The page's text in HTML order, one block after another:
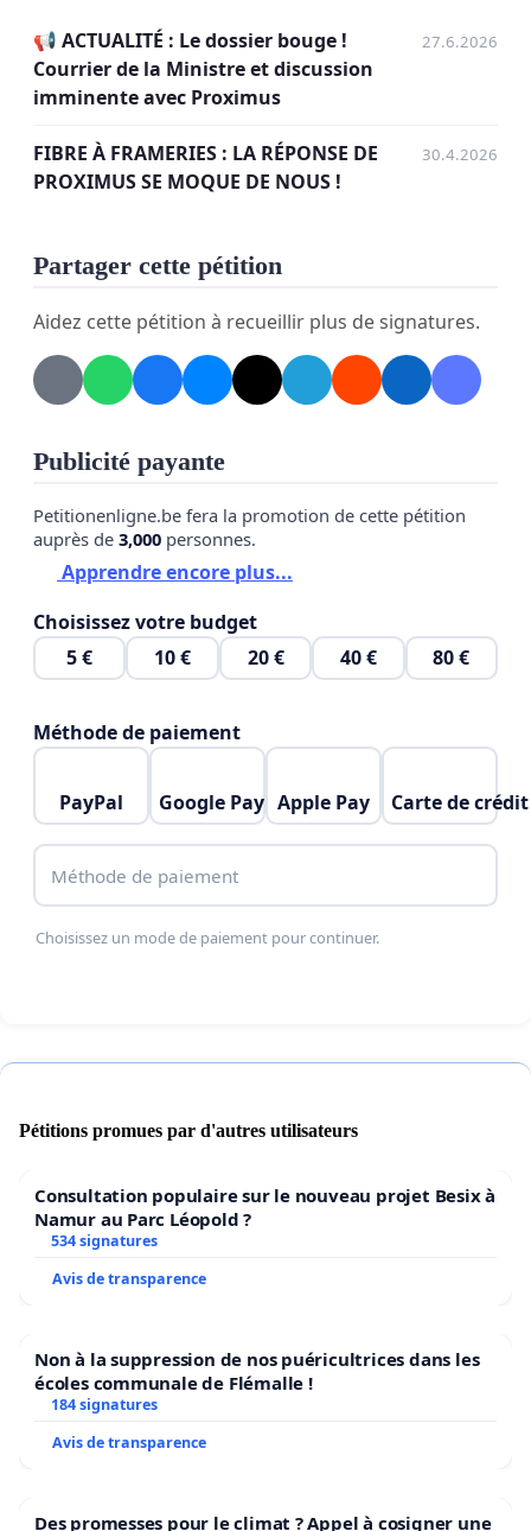
situation aberrante : un « îlot oublié » entouré de
quartiers déjà fibrés.
Le retrait de ce projet nous maintient dans une
impasse technologique (VDSL ou coaxial saturé) qui
pénalise l’ensemble des habitants :
• Latence élevée et instabilité : rendant le télétravail
et les usages interactifs de plus en plus difficiles.
• Fracture numérique : nos voisins bénéficient du
d'attractivité et une dépréciation.
• Manque de transparence : le silence des
opérateurs (Unifiber/Proximus) face à ce
• Problemes administratifs : Impossible de changer
de contrat VDSL.
Proximus sur les raisons techniques ou
2. Le rétablissement immédiat de la planification
des travaux dans les plus brefs délais.
l'opérateur.
📢 ACTUALITÉ : Le dossier bouge !
Courrier de la Ministre et discussion
imminente avec Proximus
27.6.2026
FIBRE À FRAMERIES : LA RÉPONSE DE
PROXIMUS SE MOQUE DE NOUS !
30.4.2026
Partager cette pétition
Aidez cette pétition à recueillir plus de signatures.
Publicité payante
Petitionenligne.be fera la promotion de cette pétition
auprès de 3,000 personnes.
Apprendre encore plus...
Choisissez votre budget
5 €
10 € 20 € 40 € 80 €
Méthode de paiement
PayPal Google Pay Apple Pay Carte de crédit
Méthode de paiement
Choisissez un mode de paiement pour continuer.
Pétitions promues par d'autres utilisateurs
Consultation populaire sur le nouveau projet Besix à
Namur au Parc Léopold ?
534 signatures
Avis de transparence
Non à la suppression de nos puéricultrices dans les
écoles communale de Flémalle !
184 signatures
Avis de transparence
Des promesses pour le climat ? Appel à cosigner une